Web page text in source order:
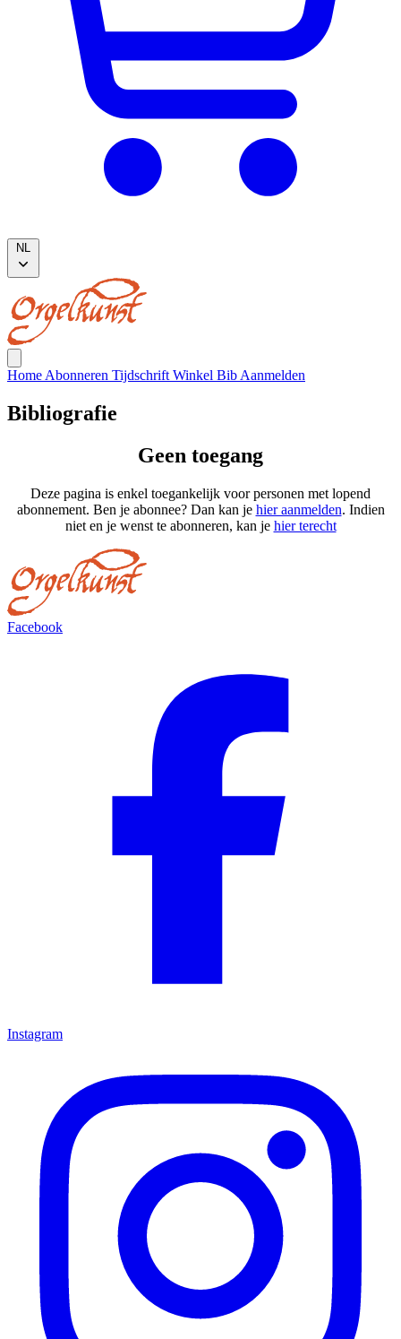
Home Abonneren Tijdschrift Winkel Bib Aanmelden
Bibliografie
Geen toegang
Deze pagina is enkel toegankelijk voor personen met lopend
abonnement. Ben je abonnee? Dan kan je hier aanmelden. Indien
niet en je wenst te abonneren, kan je hier terecht
Facebook
Instagram